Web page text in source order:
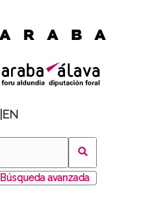
EN
Búsqueda avanzada